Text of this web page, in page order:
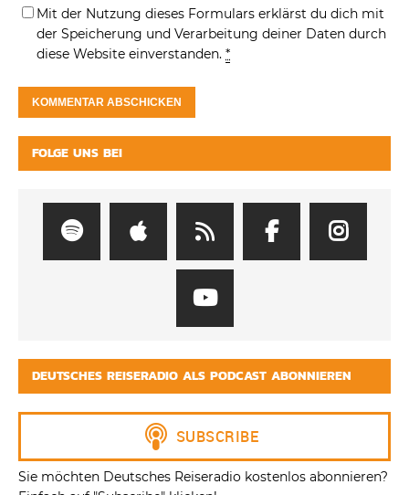
Mit der Nutzung dieses Formulars erklärst du dich mit
der Speicherung und Verarbeitung deiner Daten durch
diese Website einverstanden. *
FOLGE UNS BEI
DEUTSCHES REISERADIO ALS PODCAST ABONNIEREN
Sie möchten Deutsches Reiseradio kostenlos abonnieren?